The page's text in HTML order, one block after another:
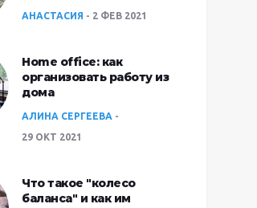
АНАСТАСИЯ 2 ФЕВ 2021
Home office: как
организовать работу из
дома
АЛИНА СЕРГЕЕВА
29 ОКТ 2021
Что такое "колесо
баланса" и как им